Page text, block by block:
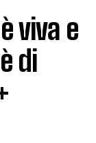
viva e
di